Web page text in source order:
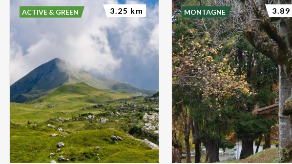
ACTIVE & GREEN 3.25 km MONTAGNE 3.89